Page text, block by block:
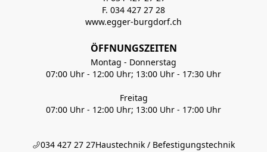
F. 034 427 27 28
www.egger-burgdorf.ch
ÖFFNUNGSZEITEN
Montag - Donnerstag
07:00 Uhr - 12:00 Uhr; 13:00 Uhr - 17:30 Uhr
Freitag
07:00 Uhr - 12:00 Uhr; 13:00 Uhr - 17:00 Uhr
034 427 27 27Haustechnik / Befestigungstechnik